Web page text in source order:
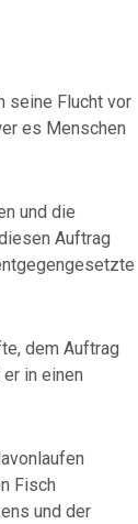
seine Flucht vor
es Menschen
und die
Auftrag
dem Auftrag
in einen
Fisch
und der